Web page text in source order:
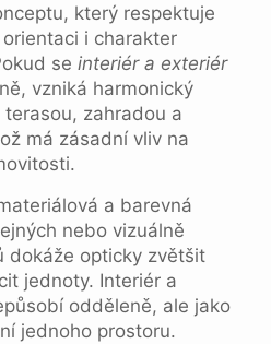
který respektuje
i charakter
se interiér a exteriér
vzniká harmonický
zahradou a
má zásadní vliv na
a barevná
nebo vizuálně
dokáže opticky zvětšit
jednoty. Interiér a
odděleně, ale jako
jednoho prostoru.